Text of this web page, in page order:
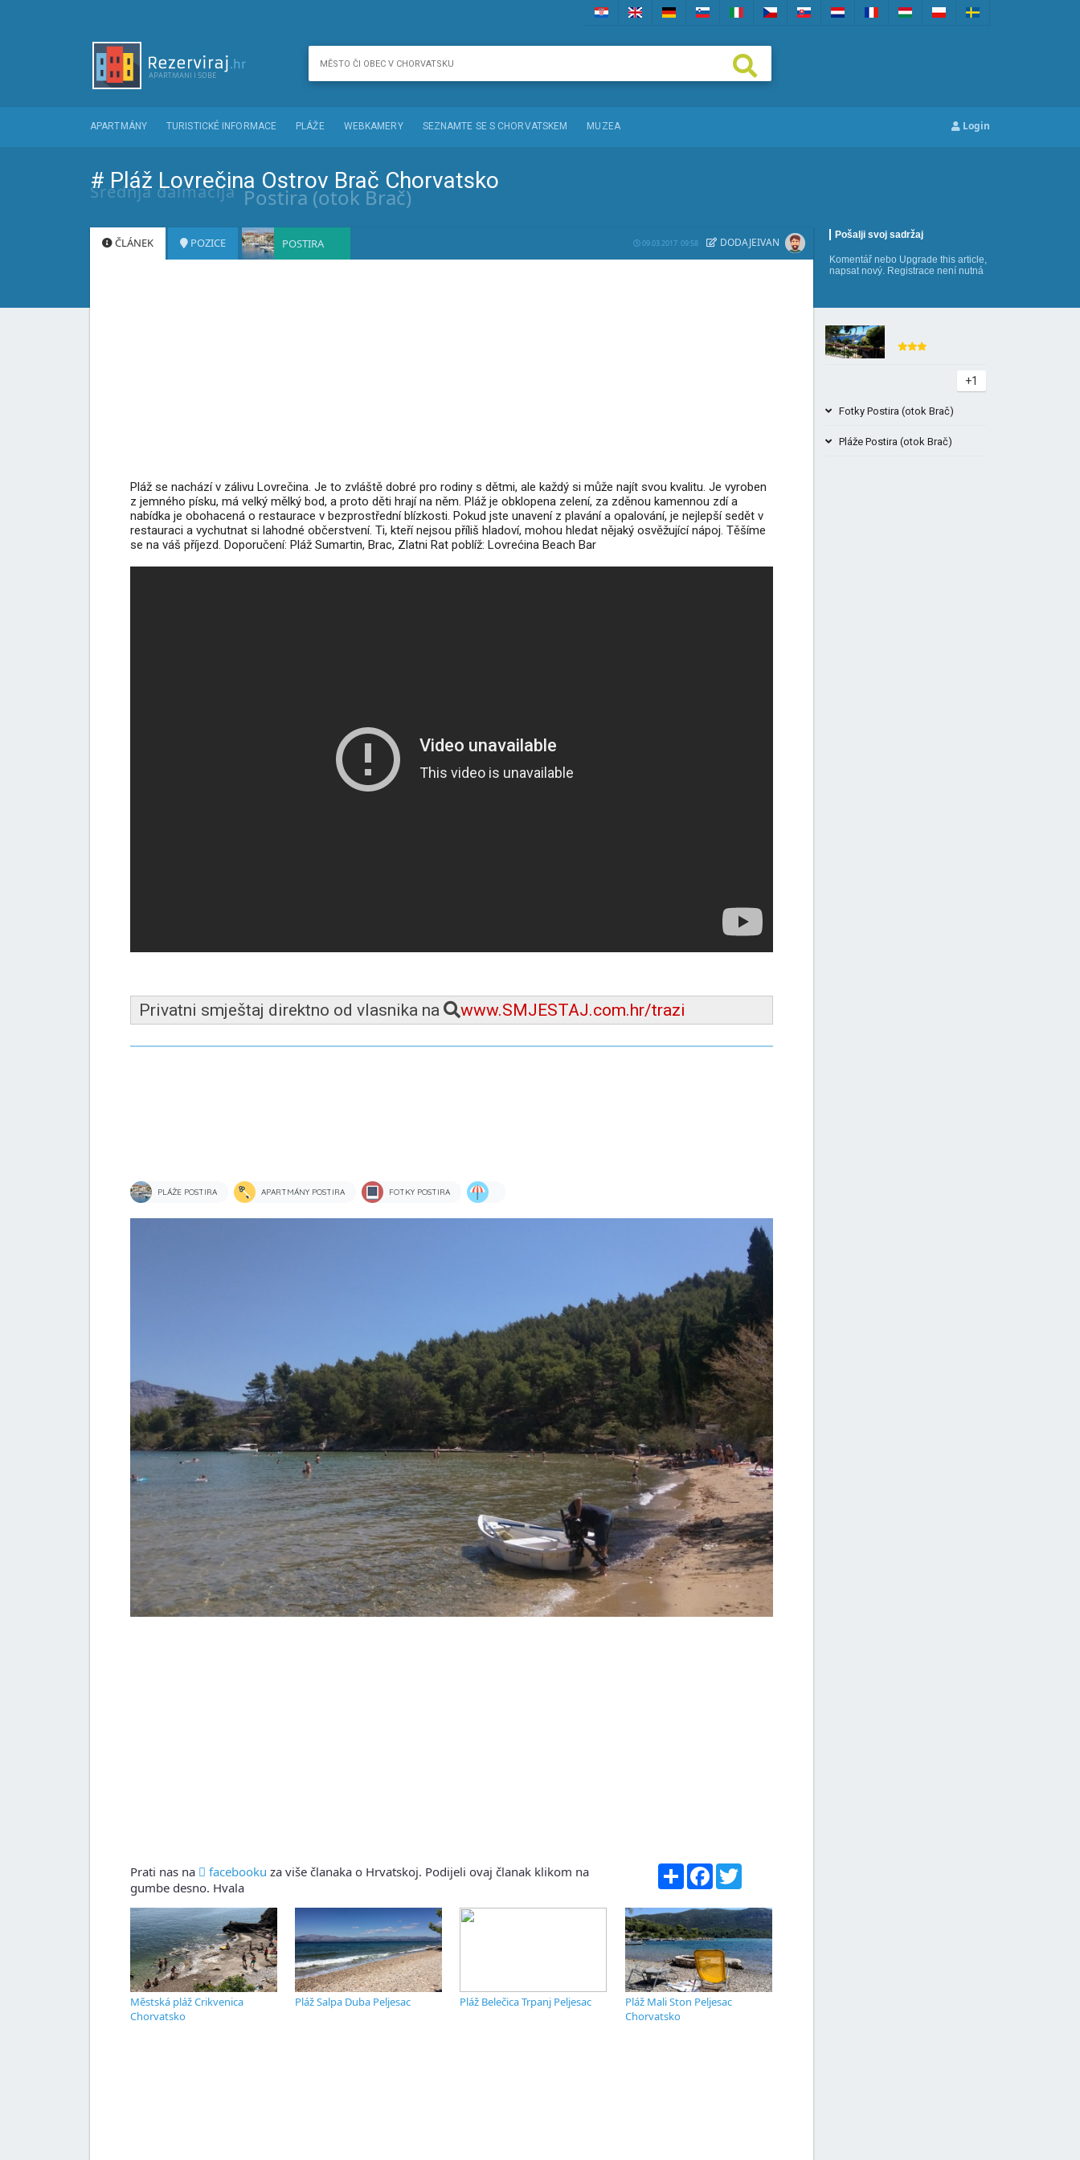
APARTMÁNY TURISTICKÉ INFORMACE PLÁŽE WEBKAMERY SEZNAMTE SE S CHORVATSKEM MUZEA Login
# Pláž Lovrečina Ostrov Brač Chorvatsko
Srednja dalmacija Postira (otok Brač)
Pošalji svoj sadržaj
Komentář nebo Upgrade this article,
napsat nový. Registrace není nutná
ČLÁNEK POZICE POSTIRA 09.03.2017. 09:58 DODAJEIVAN
Pláž se nachází v zálivu Lovrečina. Je to zvláště dobré pro rodiny s dětmi, ale každý si může najít svou kvalitu. Je vyroben
z jemného písku, má velký mělký bod, a proto děti hrají na něm. Pláž je obklopena zelení, za zděnou kamennou zdí a
nabídka je obohacená o restaurace v bezprostřední blízkosti. Pokud jste unavení z plavání a opalování, je nejlepší sedět v
restauraci a vychutnat si lahodné občerstvení. Ti, kteří nejsou příliš hladoví, mohou hledat nějaký osvěžující nápoj. Těšíme
se na váš příjezd. Doporučení: Pláž Sumartin, Brac, Zlatni Rat poblíž: Lovrećina Beach Bar
Privatni smještaj direktno od vlasnika na www.SMJESTAJ.com.hr/trazi
PLÁŽE POSTIRA APARTMÁNY POSTIRA FOTKY POSTIRA
Prati nas na facebooku za više članaka o Hrvatskoj. Podijeli ovaj članak klikom na
gumbe desno. Hvala
Share Facebook
Městská pláž Crikvenica
Chorvatsko
Pláž Salpa Duba Peljesac Pláž Belečica Trpanj Peljesac
Pláž Mali Ston Peljesac
Chorvatsko
+1
Fotky Postira (otok Brač)
Pláže Postira (otok Brač)